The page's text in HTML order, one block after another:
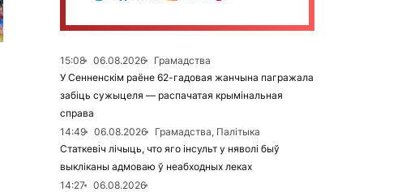
15:08 06.08.2026
Грамадства
У Сенненскім раёне 62-гадовая жанчына пагражала
забіць сужыцеля — распачатая крымінальная
справа
14:49
06.08.2026
Грамадства, Палітыка
Статкевіч лічыць, что яго інсульт у няволі быў
выкліканы адмоваю ў неабходных леках
14:27
06.08.2026